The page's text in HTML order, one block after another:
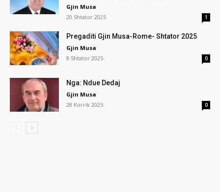
Gjin Musa
20 Shtator 2025
1
Pregaditi Gjin Musa-Rome- Shtator 2025
Gjin Musa
8 Shtator 2025
0
Nga: Ndue Dedaj
Gjin Musa
28 Korrik 2025
0